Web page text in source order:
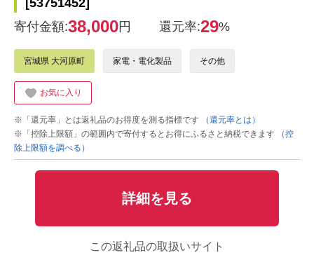
[53751452]
寄付金額:38,000円 還元率:29%
宮城県 大河原町 家電・電化製品 その他
お気に入り
※「還元率」とは返礼品のお得度を測る指標です
（還元率とは）
※「控除上限額」の範囲内で寄付するとお得にふるさと納税できます
（控
除上限額を調べる）
詳細を見る
この返礼品の取扱いサイト